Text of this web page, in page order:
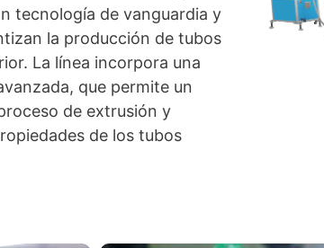
tecnología de vanguardia y
la producción de tubos
La línea incorpora una
que permite un
de extrusión y
de los tubos